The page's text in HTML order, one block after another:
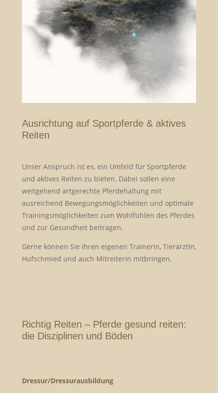
Ausrichtung auf Sportpferde & aktives
Reiten
Unser Anspruch ist es, ein Umfeld für Sportpferde
und aktives Reiten zu bieten. Dabei sollen eine
weitgehend artgerechte Pferdehaltung mit
ausreichend Bewegungsmöglichkeiten und optimale
Trainingsmöglichkeiten zum Wohlfühlen des Pferdes
und zur Gesundheit beitragen.
Gerne können Sie ihren eigenen TrainerIn, TierarztIn,
Hufschmied und auch MitreiterIn mitbringen.
Richtig Reiten – Pferde gesund reiten:
die Disziplinen und Böden
Dressur/Dressurausbildung